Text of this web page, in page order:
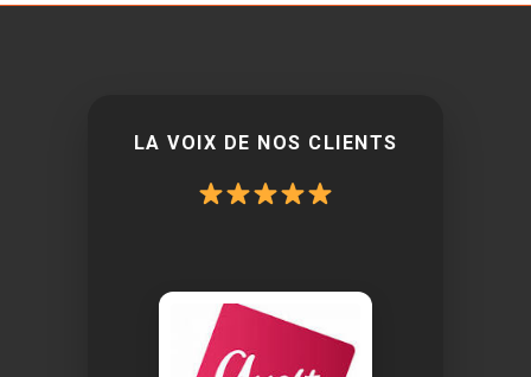
LA VOIX DE NOS CLIENTS